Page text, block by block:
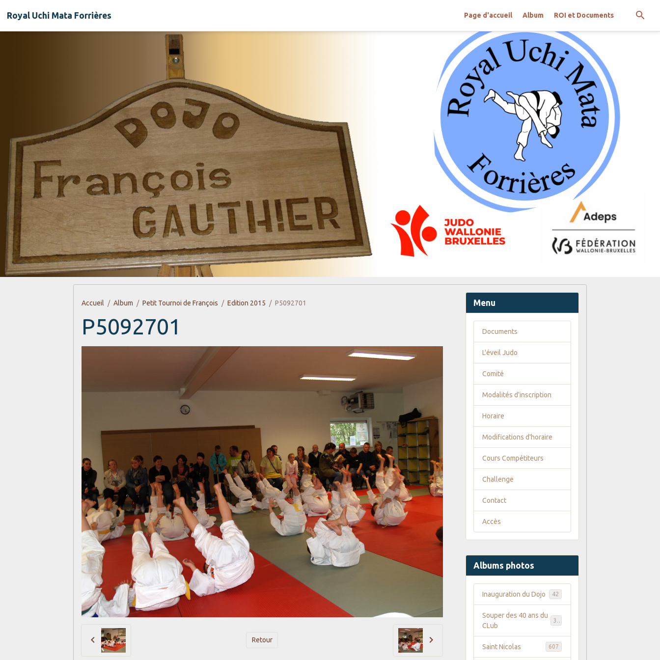
Royal Uchi Mata Forrières Page d'accueil Album ROI et Documents
Accueil Album Petit Tournoi de François Edition 2015 P5092701
P5092701
Retour
Menu
Documents
L'éveil Judo
Comité
Modalités d'inscription
Horaire
Modifications d'horaire
Cours Compétiteurs
Challenge
Contact
Accès
Albums photos
Inauguration du Dojo 42
Souper des 40 ans du
CLub
Saint Nicolas 607